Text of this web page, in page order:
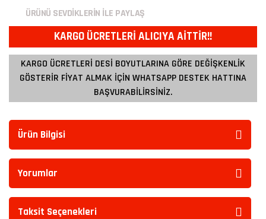
ÜRÜNÜ SEVDİKLERİN İLE PAYLAŞ
KARGO ÜCRETLERİ ALICIYA AİTTİR!!
KARGO ÜCRETLERİ DESİ BOYUTLARINA GÖRE DEĞİŞKENLİK
GÖSTERİR FİYAT ALMAK İÇİN WHATSAPP DESTEK HATTINA
BAŞVURABİLİRSİNİZ.
Ürün Bilgisi
Yorumlar
Taksit Seçenekleri